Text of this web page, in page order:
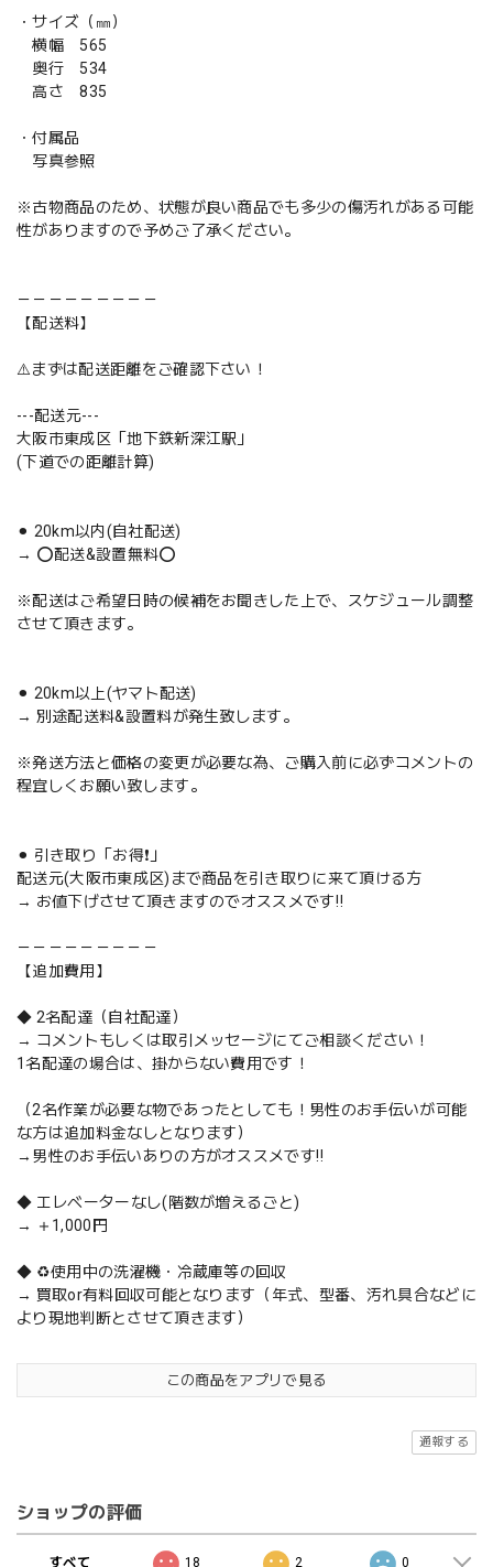
・サイズ（㎜）
横幅 565
奥行 534
高さ 835
・付属品
写真参照
※古物商品のため、状態が良い商品でも多少の傷汚れがある可能
性がありますので予めご了承ください。
－－－－－－－－－
【配送料】
⚠️まずは配送距離をご確認下さい！
---配送元---
大阪市東成区「地下鉄新深江駅」
(下道での距離計算)
⚫︎ 20km以内(自社配送)
→ ⭕️配送&設置無料⭕️
※配送はご希望日時の候補をお聞きした上で、スケジュール調整
させて頂きます。
⚫︎ 20km以上(ヤマト配送)
→ 別途配送料&設置料が発生致します。
※発送方法と価格の変更が必要な為、ご購入前に必ずコメントの
程宜しくお願い致します。
⚫︎ 引き取り「お得❗️」
配送元(大阪市東成区)まで商品を引き取りに来て頂ける方
→ お値下げさせて頂きますのでオススメです‼️
－－－－－－－－－
【追加費用】
◆ 2名配達（自社配達）
→ コメントもしくは取引メッセージにてご相談ください！
1名配達の場合は、掛からない費用です！
（2名作業が必要な物であったとしても！男性のお手伝いが可能
な方は追加料金なしとなります）
→男性のお手伝いありの方がオススメです‼️
◆ エレベーターなし(階数が増えるごと)
→ ＋1,000円
◆ ♻️使用中の洗濯機・冷蔵庫等の回収
→ 買取or有料回収可能となります（年式、型番、汚れ具合などに
より現地判断とさせて頂きます）
この商品をアプリで見る
通報する
ショップの評価
すべて 18 2 0